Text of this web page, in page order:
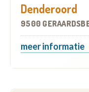
Denderoord
9500
meer informatie